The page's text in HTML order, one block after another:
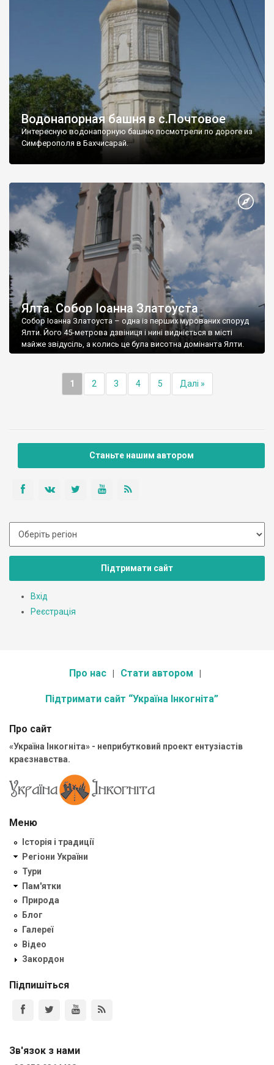
Водонапорная башня в с.Почтовое
Интересную водонапорную башню посмотрели по дороге из
Симферополя в Бахчисарай.
Ялта. Собор Іоанна Златоуста
Собор Іоанна Златоуста – одна із перших мурованих споруд
Ялти. Його 45-метрова дзвіниця і нині видніється в місті
майже звідусіль, а колись це була висотна домінанта Ялти.
1 2 3 4 5 Далі »
Станьте нашим автором
Підтримати сайт
Вхід
Реєстрація
Про нас Стати автором
Підтримати сайт “Україна Інкогніта”
Про сайт
«Україна Інкогніта» - неприбутковий проект ентузіастів
краєзнавства.
Меню
Історія і традиції
Регіони України
Тури
Пам'ятки
Природа
Блог
Галереї
Відео
Закордон
Підпишіться
Зв'язок з нами